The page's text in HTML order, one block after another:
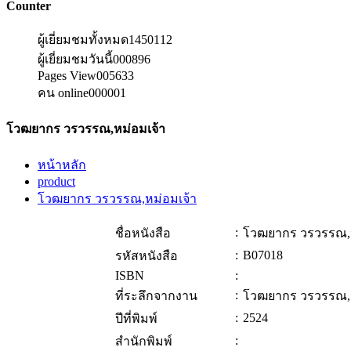
Counter
ผู้เยี่ยมชมทั้งหมด1450112
ผู้เยี่ยมชมวันนี้000896
Pages View005633
คน online000001
โวฒยากร วรวรรณ,หม่อมเจ้า
หน้าหลัก
product
โวฒยากร วรวรรณ,หม่อมเจ้า
ชื่อหนังสือ : โวฒยากร วรวรรณ
รหัสหนังสือ
: B07018
ISBN
:
ที่ระลึกจากงาน
: โวฒยากร วรวรรณ
ปีที่พิมพ์
: 2524
สำนักพิมพ์
: